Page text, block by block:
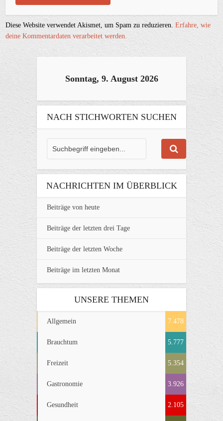
Diese Website verwendet Akismet, um Spam zu reduzieren.Erfahre, wie
deine Kommentardaten verarbeitet werden.
Sonntag, 9. August 2026
NACH STICHWORTEN SUCHEN
NACHRICHTEN IM ÜBERBLICK
Beiträge von heute
Beiträge der letzten drei Tage
Beiträge der letzten Woche
Beiträge im letzten Monat
UNSERE THEMEN
Allgemein 7.478
Brauchtum 5.777
Freizeit 5.354
Gastronomie 3.926
Gesundheit 2.105